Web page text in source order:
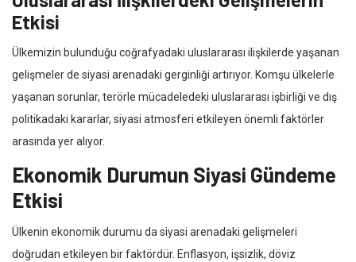
Etkisi
Ülkemizin bulunduğu coğrafyadaki uluslararası ilişkilerde yaşanan
gelişmeler de siyasi arenadaki gerginliği artırıyor. Komşu ülkelerle
yaşanan sorunlar, terörle mücadeledeki uluslararası işbirliği ve dış
politikadaki kararlar, siyasi atmosferi etkileyen önemli faktörler
arasında yer alıyor.
Ekonomik Durumun Siyasi Gündeme
Etkisi
Ülkenin ekonomik durumu da siyasi arenadaki gelişmeleri
doğrudan etkileyen bir faktördür. Enflasyon, işsizlik, döviz